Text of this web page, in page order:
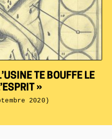
TE BOUFFE LE
»
2020)